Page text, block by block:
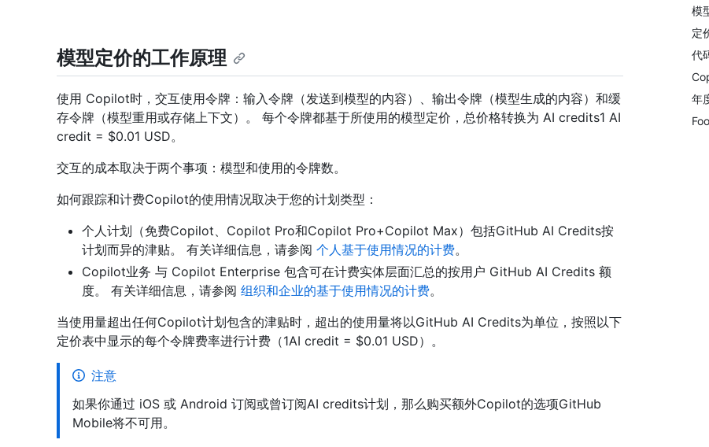
模
定
代
年
模型定价的工作原理
使用 Copilot时，交互使用令牌：输入令牌（发送到模型的内容）、输出令牌（模型生成的内容）和缓
存令牌（模型重用或存储上下文）。 每个令牌都基于所使用的模型定价，总价格转换为 AI credits1 AI
credit = $0.01 USD。
交互的成本取决于两个事项：模型和使用的令牌数。
如何跟踪和计费Copilot的使用情况取决于您的计划类型：
个人计划（免费Copilot、Copilot Pro和Copilot Pro+Copilot Max）包括GitHub AI Credits按
计划而异的津贴。 有关详细信息，请参阅 个人基于使用情况的计费。
Copilot业务 与 Copilot Enterprise 包含可在计费实体层面汇总的按用户 GitHub AI Credits 额
度。 有关详细信息，请参阅 组织和企业的基于使用情况的计费。
当使用量超出任何Copilot计划包含的津贴时，超出的使用量将以GitHub AI Credits为单位，按照以下
定价表中显示的每个令牌费率进行计费（1AI credit = $0.01 USD）。
注意
如果你通过 iOS 或 Android 订阅或曾订阅AI credits计划，那么购买额外Copilot的选项GitHub
Mobile将不可用。